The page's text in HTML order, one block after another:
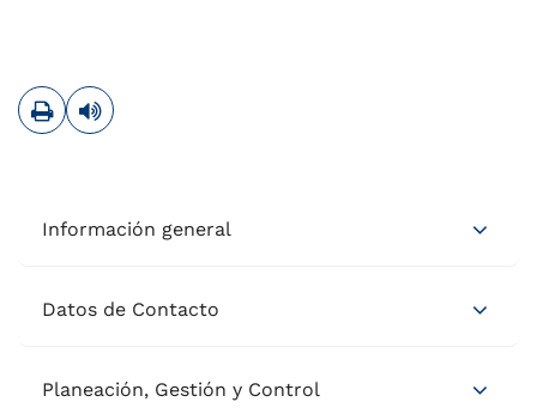
ImprimirLeer contenido
Información general
Datos de Contacto
Planeación, Gestión y Control